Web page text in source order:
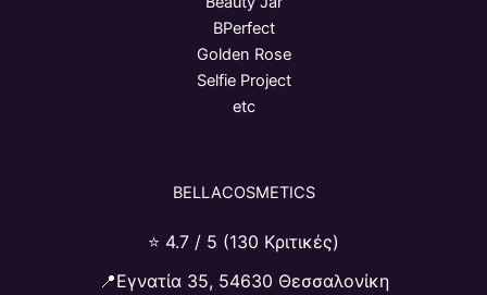
BPerfect
Golden Rose
Selfie Project
etc
BELLACOSMETICS
⭐ 4.7 / 5 (130 Κριτικές)
📍Εγνατία 35, 54630 Θεσσαλονίκη